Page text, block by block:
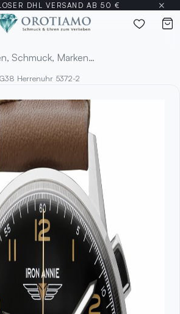
DHL VERSAND AB 50 € ×
Herrenuhr 5372-2